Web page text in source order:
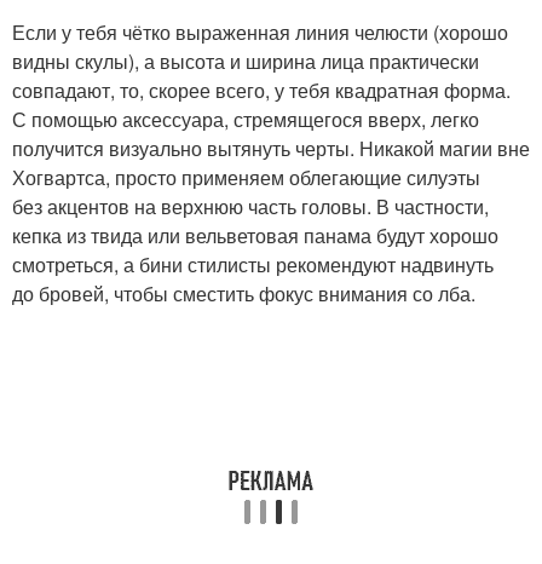
Если у тебя чётко выраженная линия челюсти (хорошо
видны скулы), а высота и ширина лица практически
совпадают, то, скорее всего, у тебя квадратная форма.
С помощью аксессуара, стремящегося вверх, легко
получится визуально вытянуть черты. Никакой магии вне
Хогвартса, просто применяем облегающие силуэты
без акцентов на верхнюю часть головы. В частности,
кепка из твида или вельветовая панама будут хорошо
смотреться, а бини стилисты рекомендуют надвинуть
до бровей, чтобы сместить фокус внимания со лба.